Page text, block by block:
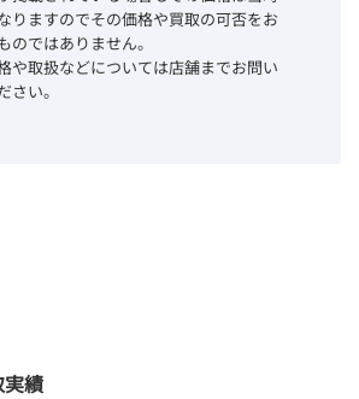
りますのでその価格や買取の可否をお
のではありません。
や取扱などについては店舗までお問い
さい。
績